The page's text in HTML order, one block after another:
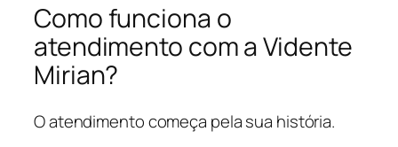
Como funciona o
atendimento com a Vidente
Mirian?
O atendimento começa pela sua história.